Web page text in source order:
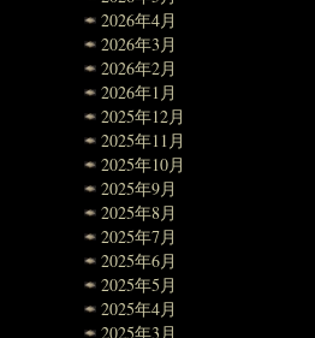
2026年4月
2026年3月
2026年2月
2026年1月
2025年12月
2025年11月
2025年10月
2025年9月
2025年8月
2025年7月
2025年6月
2025年5月
2025年4月
2025年3月